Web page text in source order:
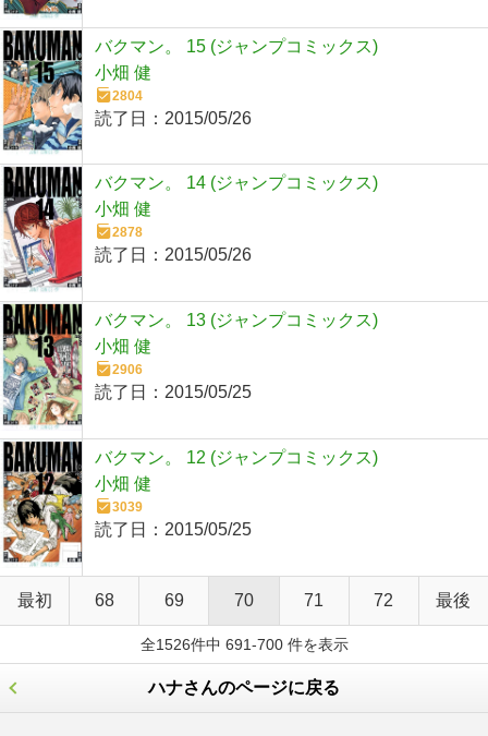
バクマン。 15 (ジャンプコミックス)
小畑 健
2804
読了日： 2015/05/26
バクマン。 14 (ジャンプコミックス)
小畑 健
2878
読了日： 2015/05/26
バクマン。 13 (ジャンプコミックス)
小畑 健
2906
読了日： 2015/05/25
バクマン。 12 (ジャンプコミックス)
小畑 健
3039
読了日： 2015/05/25
最初 68 69 70 71 72 最後
全1526件中 691-700 件を表示
ハナさんのページに戻る